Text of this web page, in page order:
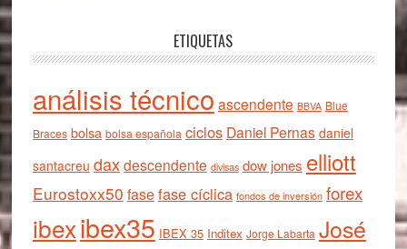
ETIQUETAS
análisis técnico ascendente BBVA Blue
Braces bolsa bolsa española ciclos Daniel Pernas daniel
santacreu daxdescendente divisas dow jones elliott
Eurostoxx50 fasefase cíclica fondos de inversión forex
ibexibex35 IBEX 35 Inditex Jorge Labarta José